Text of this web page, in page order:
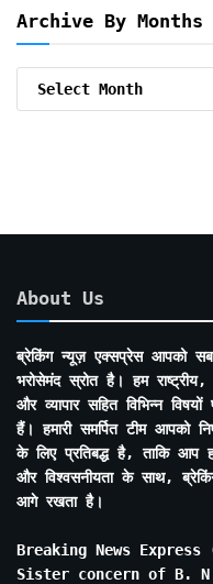
Archive By Months
About Us
ब्रेकिंग न्यूज़ एक्सप्रेस आपको
भरोसेमंद स्रोत है। हम
और व्यापार सहित विभिन्न
हैं। हमारी समर्पित टीम आपको
के लिए प्रतिबद्ध है, ताकि आप
और विश्वसनीयता के साथ,
आगे रखता है।
Breaking News Express
Sister concern of B.